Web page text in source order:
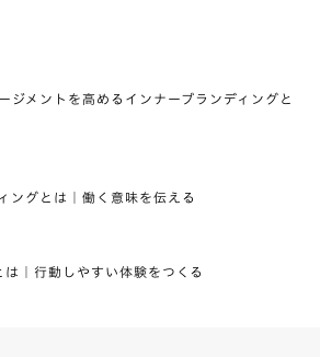
ジメントを高めるインナーブランディングと
ングとは｜働く意味を伝える
｜行動しやすい体験をつくる